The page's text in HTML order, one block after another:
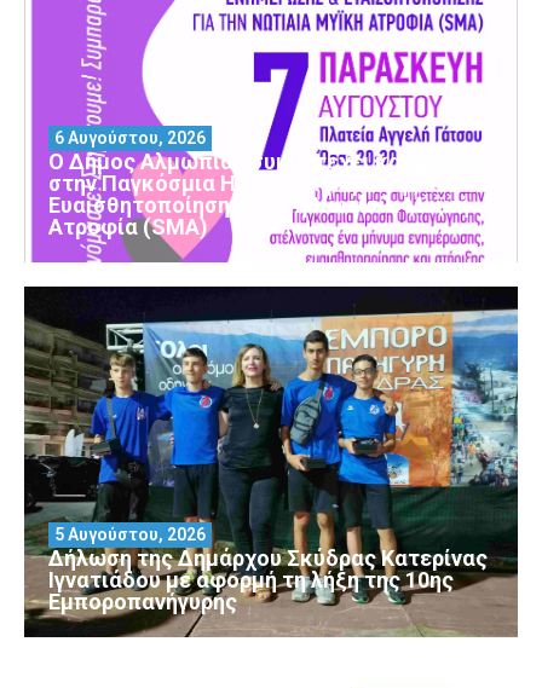
Ο Δήμος Αλμωπίας συμμετέχει και φέτος
στην Παγκόσμια Ημέρα Ενημέρωσης και
Ευαισθητοποίησης για τη Νωτιαία Μυϊκή
Ατροφία (SMA)
6 Αυγούστου, 2026
Δήλωση της Δημάρχου Σκύδρας Κατερίνας
Ιγνατιάδου με αφορμή τη λήξη της 10ης
Εμποροπανήγυρης
5 Αυγούστου, 2026